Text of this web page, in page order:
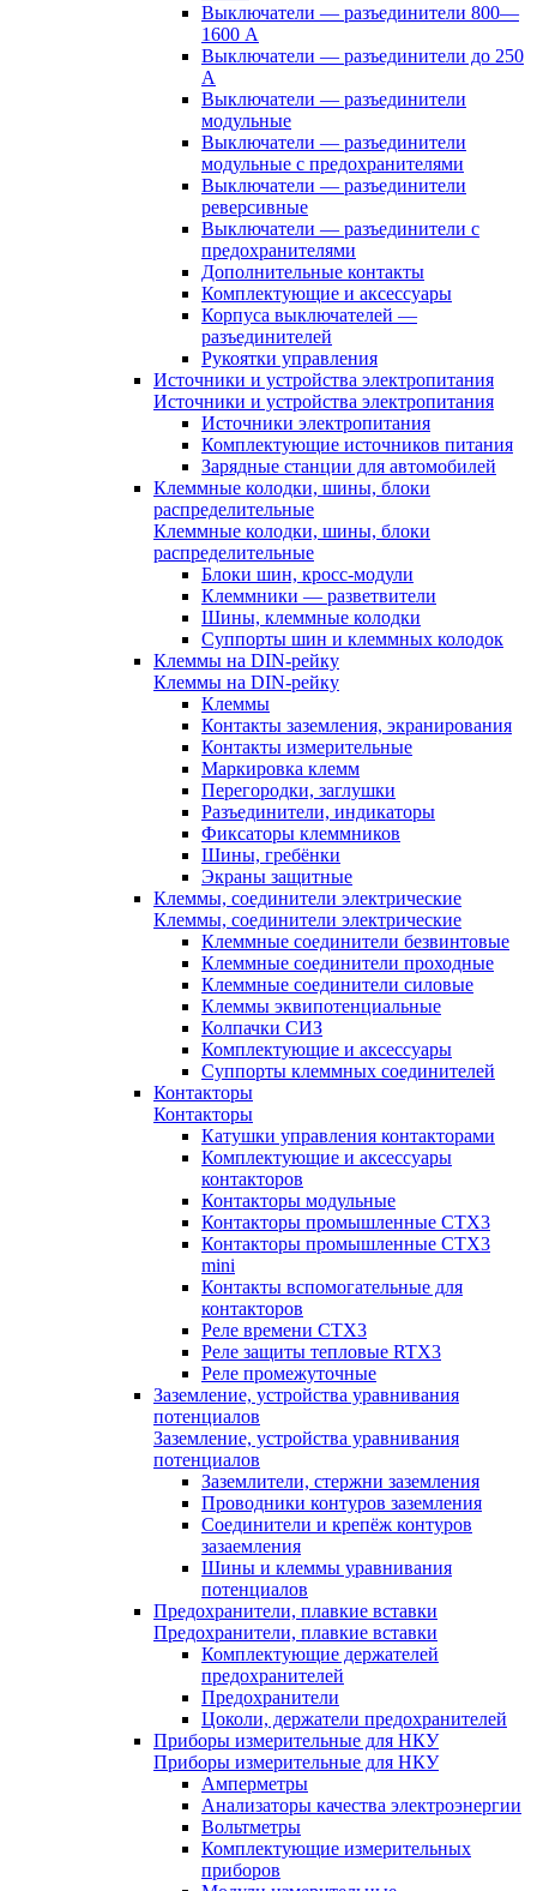
Выключатели — разъединители 800—
1600 А
Выключатели — разъединители до 250
А
Выключатели — разъединители
модульные
Выключатели — разъединители
модульные с предохранителями
Выключатели — разъединители
реверсивные
Выключатели — разъединители с
предохранителями
Дополнительные контакты
Комплектующие и аксессуары
Корпуса выключателей —
разъединителей
Рукоятки управления
Источники и устройства электропитания
Источники и устройства электропитания
Источники электропитания
Комплектующие источников питания
Зарядные станции для автомобилей
Клеммные колодки, шины, блоки
распределительные
Клеммные колодки, шины, блоки
распределительные
Блоки шин, кросс-модули
Клеммники — разветвители
Шины, клеммные колодки
Суппорты шин и клеммных колодок
Клеммы на DIN-рейку
Клеммы на DIN-рейку
Клеммы
Контакты заземления, экранирования
Контакты измерительные
Маркировка клемм
Перегородки, заглушки
Разъединители, индикаторы
Фиксаторы клеммников
Шины, гребёнки
Экраны защитные
Клеммы, соединители электрические
Клеммы, соединители электрические
Клеммные соединители безвинтовые
Клеммные соединители проходные
Клеммные соединители силовые
Клеммы эквипотенциальные
Колпачки СИЗ
Комплектующие и аксессуары
Суппорты клеммных соединителей
Контакторы
Контакторы
Катушки управления контакторами
Комплектующие и аксессуары
контакторов
Контакторы модульные
Контакторы промышленные CTX3
Контакторы промышленные CTX3
mini
Контакты вспомогательные для
контакторов
Реле времени CTX3
Реле защиты тепловые RTX3
Реле промежуточные
Заземление, устройства уравнивания
потенциалов
Заземление, устройства уравнивания
потенциалов
Заземлители, стержни заземления
Проводники контуров заземления
Соединители и крепёж контуров
зазаемления
Шины и клеммы уравнивания
потенциалов
Предохранители, плавкие вставки
Предохранители, плавкие вставки
Комплектующие держателей
предохранителей
Предохранители
Цоколи, держатели предохранителей
Приборы измерительные для НКУ
Приборы измерительные для НКУ
Амперметры
Анализаторы качества электроэнергии
Вольтметры
Комплектующие измерительных
приборов